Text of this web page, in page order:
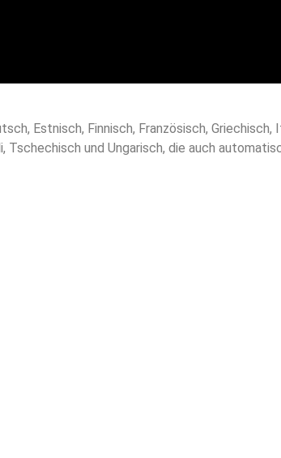
Estnisch, Finnisch, Französisch,
Tschechisch und Ungarisch, die auch